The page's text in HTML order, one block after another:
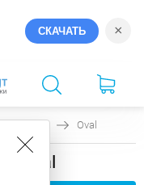
СКАЧАТЬ ×
Oval
Oval